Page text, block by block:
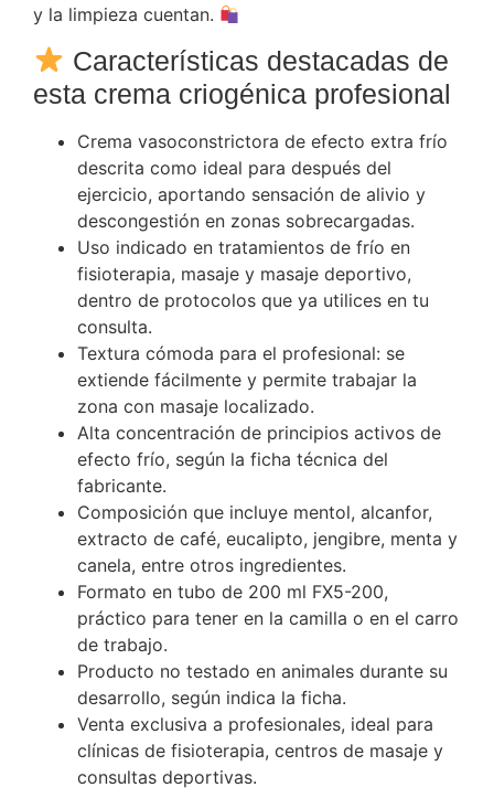
y la limpieza cuentan.
Características destacadas de
esta crema criogénica profesional
Crema vasoconstrictora de efecto extra frío
descrita como ideal para después del
ejercicio, aportando sensación de alivio y
descongestión en zonas sobrecargadas.
Uso indicado en tratamientos de frío en
fisioterapia, masaje y masaje deportivo,
dentro de protocolos que ya utilices en tu
consulta.
Textura cómoda para el profesional: se
extiende fácilmente y permite trabajar la
zona con masaje localizado.
Alta concentración de principios activos de
efecto frío, según la ficha técnica del
fabricante.
Composición que incluye mentol, alcanfor,
extracto de café, eucalipto, jengibre, menta y
canela, entre otros ingredientes.
Formato en tubo de 200 ml FX5-200,
práctico para tener en la camilla o en el carro
de trabajo.
Producto no testado en animales durante su
desarrollo, según indica la ficha.
Venta exclusiva a profesionales, ideal para
clínicas de fisioterapia, centros de masaje y
consultas deportivas.